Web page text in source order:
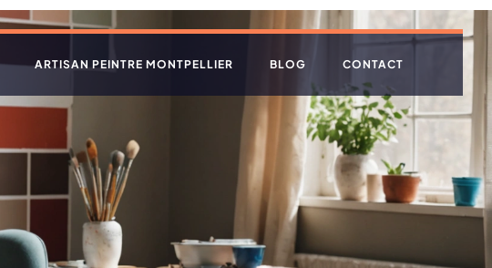
ARTISAN PEINTRE MONTPELLIER BLOG CONTACT